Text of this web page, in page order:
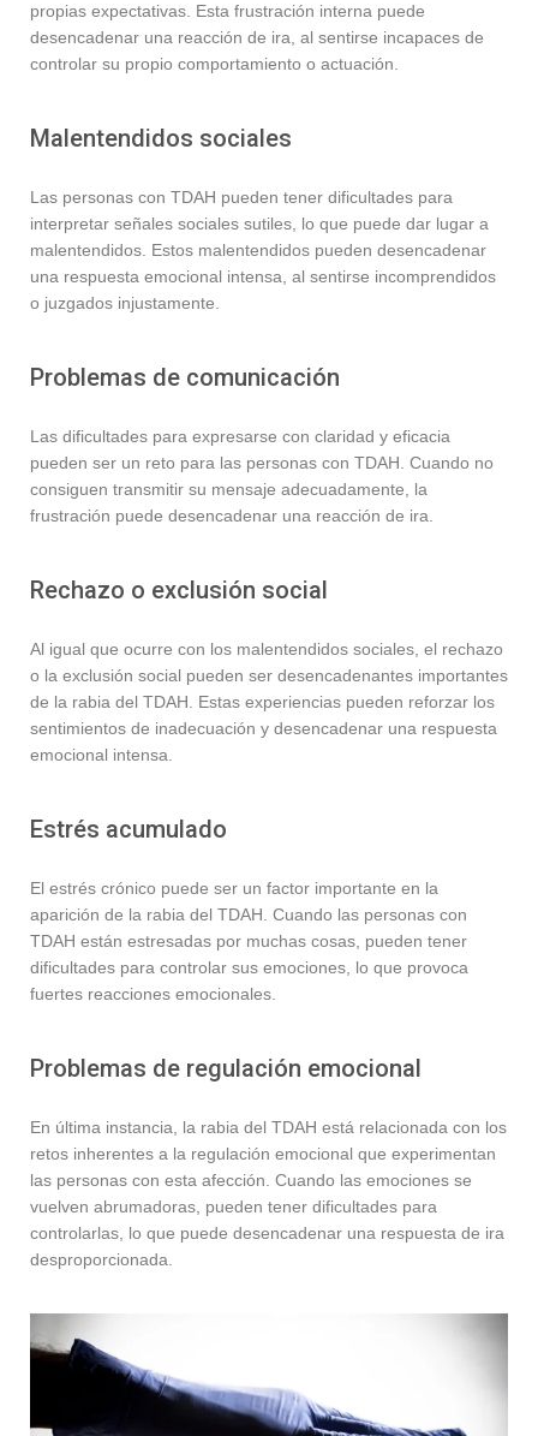
propias expectativas. Esta frustración interna puede
desencadenar una reacción de ira, al sentirse incapaces de
controlar su propio comportamiento o actuación.
Malentendidos sociales
Las personas con TDAH pueden tener dificultades para
interpretar señales sociales sutiles, lo que puede dar lugar a
malentendidos. Estos malentendidos pueden desencadenar
una respuesta emocional intensa, al sentirse incomprendidos
o juzgados injustamente.
Problemas de comunicación
Las dificultades para expresarse con claridad y eficacia
pueden ser un reto para las personas con TDAH. Cuando no
consiguen transmitir su mensaje adecuadamente, la
frustración puede desencadenar una reacción de ira.
Rechazo o exclusión social
Al igual que ocurre con los malentendidos sociales, el rechazo
o la exclusión social pueden ser desencadenantes importantes
de la rabia del TDAH. Estas experiencias pueden reforzar los
sentimientos de inadecuación y desencadenar una respuesta
emocional intensa.
Estrés acumulado
El estrés crónico puede ser un factor importante en la
aparición de la rabia del TDAH. Cuando las personas con
TDAH están estresadas por muchas cosas, pueden tener
dificultades para controlar sus emociones, lo que provoca
fuertes reacciones emocionales.
Problemas de regulación emocional
En última instancia, la rabia del TDAH está relacionada con los
retos inherentes a la regulación emocional que experimentan
las personas con esta afección. Cuando las emociones se
vuelven abrumadoras, pueden tener dificultades para
controlarlas, lo que puede desencadenar una respuesta de ira
desproporcionada.